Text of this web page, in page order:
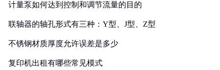
计量泵如何达到控制和调节流量的目的
联轴器的轴孔形式有三种：Y型、J型、Z型
不锈钢材质厚度允许误差是多少
复印机出租有哪些常见模式